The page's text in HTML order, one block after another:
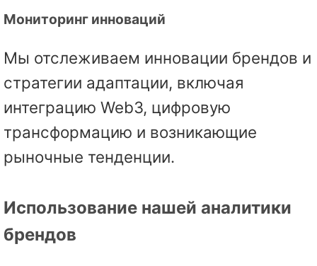
Мониторинг инноваций
Мы отслеживаем инновации брендов и
стратегии адаптации, включая
интеграцию Web3, цифровую
трансформацию и возникающие
рыночные тенденции.
Использование нашей аналитики
брендов